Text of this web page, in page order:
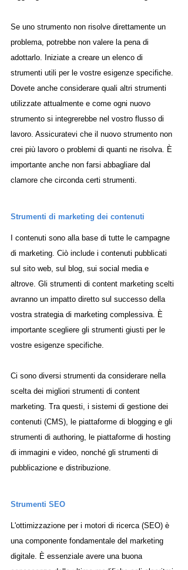
Se uno strumento non risolve direttamente un
problema, potrebbe non valere la pena di
adottarlo. Iniziate a creare un elenco di
strumenti utili per le vostre esigenze specifiche.
Dovete anche considerare quali altri strumenti
utilizzate attualmente e come ogni nuovo
strumento si integrerebbe nel vostro flusso di
lavoro. Assicuratevi che il nuovo strumento non
crei più lavoro o problemi di quanti ne risolva. È
importante anche non farsi abbagliare dal
clamore che circonda certi strumenti.
Strumenti di marketing dei contenuti
I contenuti sono alla base di tutte le campagne
di marketing. Ciò include i contenuti pubblicati
sul sito web, sul blog, sui social media e
altrove. Gli strumenti di content marketing scelti
avranno un impatto diretto sul successo della
vostra strategia di marketing complessiva. È
importante scegliere gli strumenti giusti per le
vostre esigenze specifiche.
Ci sono diversi strumenti da considerare nella
scelta dei migliori strumenti di content
marketing. Tra questi, i sistemi di gestione dei
contenuti (CMS), le piattaforme di blogging e gli
strumenti di authoring, le piattaforme di hosting
di immagini e video, nonché gli strumenti di
pubblicazione e distribuzione.
Strumenti SEO
L'ottimizzazione per i motori di ricerca (SEO) è
una componente fondamentale del marketing
digitale. È essenziale avere una buona